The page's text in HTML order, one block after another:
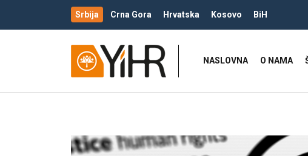
Srbija Crna Gora Hrvatska Kosovo BiH
NASLOVNA O NAMA